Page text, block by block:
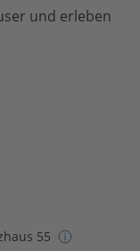
und erleben
55